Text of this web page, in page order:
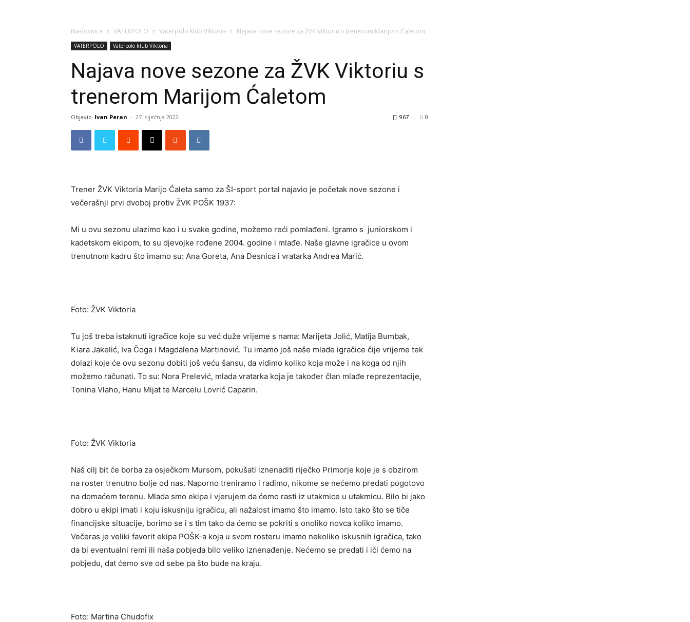
Naslovnica VATERPOLO Vaterpolo klub Viktoria Najava nove sezone za ŽVK Viktoriu s trenerom Marijom Ćaletom
VATERPOLO Vaterpolo klub Viktoria
Najava nove sezone za ŽVK Viktoriu s
trenerom Marijom Ćaletom
Objavio Ivan Peran - 27. siječnja 2022. 0
967
Trener ŽVK Viktoria Marijo Ćaleta samo za ŠI-sport portal najavio je početak nove sezone i
večerašnji prvi dvoboj protiv ŽVK POŠK 1937:
Mi u ovu sezonu ulazimo kao i u svake godine, možemo reći pomlađeni. Igramo s juniorskom i
kadetskom ekipom, to su djevojke rođene 2004. godine i mlađe. Naše glavne igračice u ovom
trenutnom kadru što imamo su: Ana Goreta, Ana Desnica i vratarka Andrea Marić.
Foto: ŽVK Viktoria
Tu još treba istaknuti igračice koje su već duže vrijeme s nama: Marijeta Jolić, Matija Bumbak,
Kiara Jakelić, Iva Čoga i Magdalena Martinović. Tu imamo još naše mlade igračice čije vrijeme tek
dolazi koje će ovu sezonu dobiti još veću šansu, da vidimo koliko koja može i na koga od njih
možemo računati. To su: Nora Prelević, mlada vratarka koja je također član mlađe reprezentacije,
Tonina Vlaho, Hanu Mijat te Marcelu Lovrić Caparin.
Foto: ŽVK Viktoria
Naš cilj bit će borba za osječkom Mursom, pokušati iznenaditi riječko Primorje koje je s obzirom
na roster trenutno bolje od nas. Naporno treniramo i radimo, nikome se nećemo predati pogotovo
na domaćem terenu. Mlada smo ekipa i vjerujem da ćemo rasti iz utakmice u utakmicu. Bilo bi jako
dobro u ekipi imati i koju iskusniju igračicu, ali nažalost imamo što imamo. Isto tako što se tiče
financijske situacije, borimo se i s tim tako da ćemo se pokriti s onoliko novca koliko imamo.
Večeras je veliki favorit ekipa POŠK-a koja u svom rosteru imamo nekoliko iskusnih igračica, tako
da bi eventualni remi ili naša pobjeda bilo veliko iznenađenje. Nećemo se predati i ići ćemo na
pobjedu, dat ćemo sve od sebe pa što bude na kraju.
Foto: Martina Chudofix